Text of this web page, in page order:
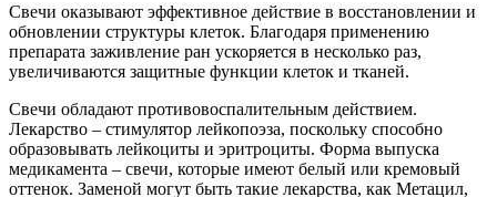
Свечи оказывают эффективное действие в восстановлении и
обновлении структуры клеток. Благодаря применению
препарата заживление ран ускоряется в несколько раз,
увеличиваются защитные функции клеток и тканей.
Свечи обладают противовоспалительным действием.
Лекарство – стимулятор лейкопоэза, поскольку способно
образовывать лейкоциты и эритроциты. Форма выпуска
медикамента – свечи, которые имеют белый или кремовый
оттенок. Заменой могут быть такие лекарства, как Метацил,